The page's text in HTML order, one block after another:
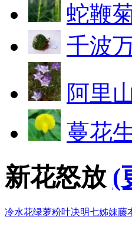
蛇鞭
千波
阿里
蔓花
新花怒放 (
冷水花绿萝粉叶决明七姊妹藤